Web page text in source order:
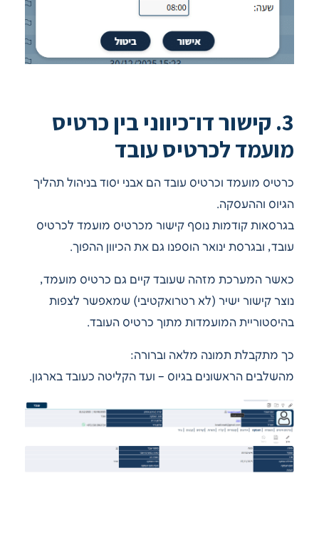
3. קישור דו־כיווני בין כרטיס
מועמד לכרטיס עובד
כרטיס מועמד וכרטיס עובד הם אבני יסוד בניהול תהליך
הגיוס וההעסקה.
בגרסאות קודמות נוסף קישור מכרטיס מועמד לכרטיס
עובד, ובגרסת ינואר הוספנו גם את הכיוון ההפוך.
כאשר המערכת מזהה שעובד קיים גם כרטיס מועמד,
נוצר קישור ישיר (לא רטרואקטיבי) שמאפשר לצפות
בהיסטוריית המועמדות מתוך כרטיס העובד.
כך מתקבלת תמונה מלאה וברורה:
מהשלבים הראשונים בגיוס – ועד הקליטה כעובד בארגון.